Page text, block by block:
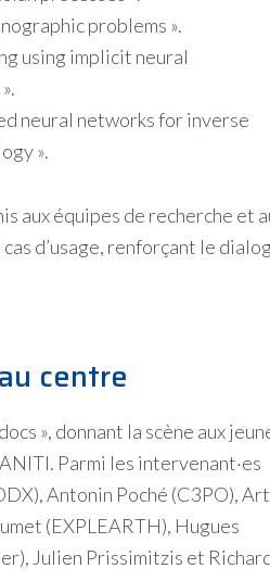
problems ».
using implicit neural
neural networks for inverse
».
aux équipes de recherche et
d’usage, renforçant le
centre
», donnant la scène aux
Parmi les intervenant·es
Antonin Poché (C3PO),
(EXPLEARTH), Hugues
Julien Prissimitzis et